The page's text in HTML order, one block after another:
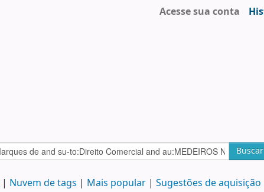
Acesse sua conta
Buscar
Nuvem de tags Mais popular Sugestões de aquisição